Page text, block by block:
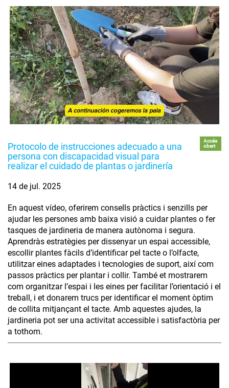
Protocolo de instrucciones adecuado a una
persona con discapacidad visual para
realizar el cuidado de plantas o jardinería
Accés
obert
14 de jul. 2025
En aquest vídeo, oferirem consells pràctics i senzills per
ajudar les persones amb baixa visió a cuidar plantes o fer
tasques de jardineria de manera autònoma i segura.
Aprendràs estratègies per dissenyar un espai accessible,
escollir plantes fàcils d’identificar pel tacte o l’olfacte,
utilitzar eines adaptades i tecnologies de suport, així com
passos pràctics per plantar i collir. També et mostrarem
com organitzar l’espai i les eines per facilitar l’orientació i el
treball, i et donarem trucs per identificar el moment òptim
de collita mitjançant el tacte. Amb aquestes ajudes, la
jardineria pot ser una activitat accessible i satisfactòria per
a tothom.